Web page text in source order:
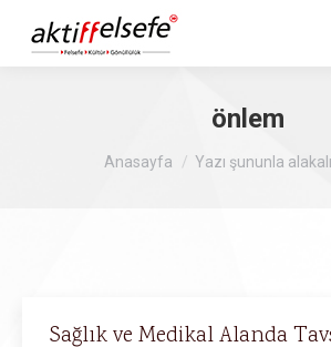
önlem
Buradasınız :
Anasayfa Yazı şununla
Sağlık ve Medikal Alanda